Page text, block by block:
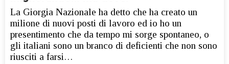
La Giorgia Nazionale ha detto che ha creato un
milione di nuovi posti di lavoro ed io ho un
presentimento che da tempo mi sorge spontaneo, o
gli italiani sono un branco di deficienti che non sono
riusciti a farsi…